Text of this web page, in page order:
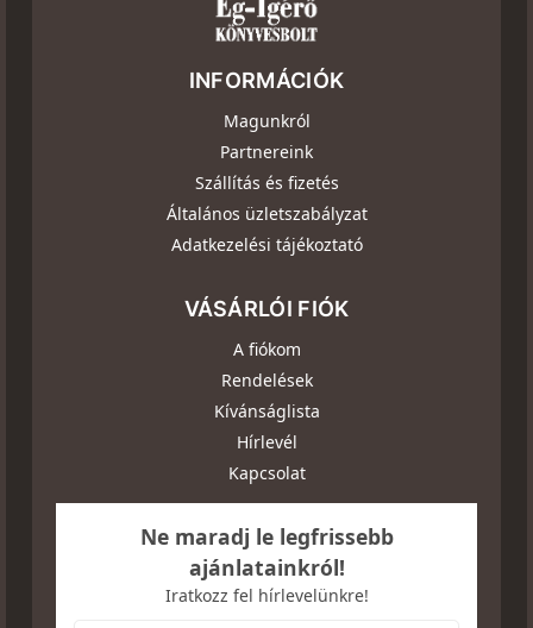
INFORMÁCIÓK
Magunkról
Partnereink
Szállítás és fizetés
Általános üzletszabályzat
Adatkezelési tájékoztató
VÁSÁRLÓI FIÓK
A fiókom
Rendelések
Kívánságlista
Hírlevél
Kapcsolat
Ne maradj le legfrissebb
ajánlatainkról!
Iratkozz fel hírlevelünkre!